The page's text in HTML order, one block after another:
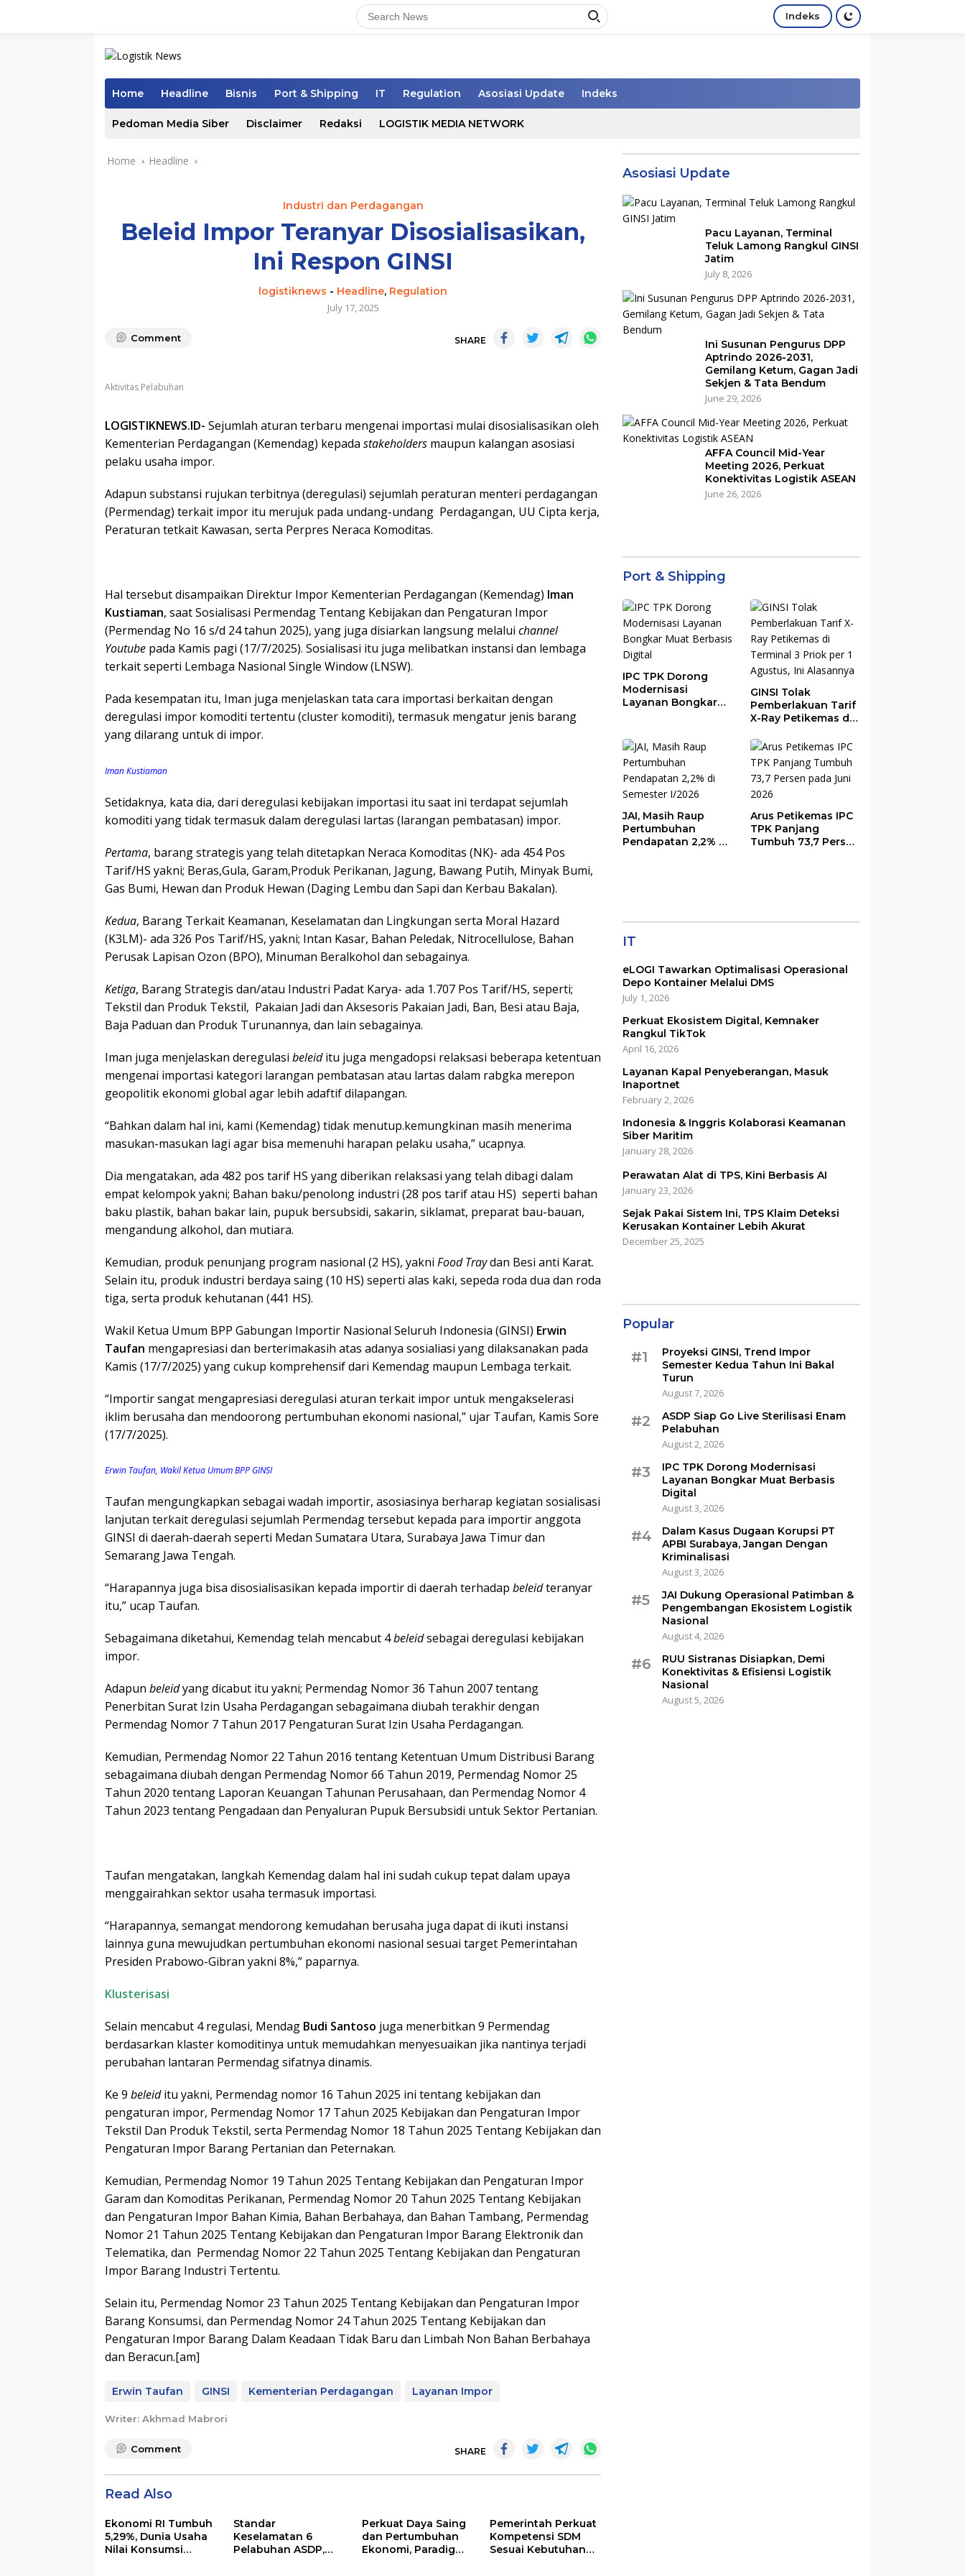
Indeks
Home Headline Bisnis Port & Shipping IT Regulation Asosiasi Update Indeks
Pedoman Media Siber Disclaimer Redaksi LOGISTIK MEDIA NETWORK
Home Headline
Industri dan Perdagangan
Beleid Impor Teranyar Disosialisasikan,
Ini Respon GINSI
logistiknews - Headline, Regulation
July 17, 2025
Comment SHARE
Aktivitas Pelabuhan
LOGISTIKNEWS.ID- Sejumlah aturan terbaru mengenai importasi mulai disosialisasikan oleh
Kementerian Perdagangan (Kemendag) kepada stakeholders maupun kalangan asosiasi
pelaku usaha impor.
Adapun substansi rujukan terbitnya (deregulasi) sejumlah peraturan menteri perdagangan
(Permendag) terkait impor itu merujuk pada undang-undang Perdagangan, UU Cipta kerja,
Peraturan tetkait Kawasan, serta Perpres Neraca Komoditas.
Hal tersebut disampaikan Direktur Impor Kementerian Perdagangan (Kemendag) Iman
Kustiaman, saat Sosialisasi Permendag Tentang Kebijakan dan Pengaturan Impor
(Permendag No 16 s/d 24 tahun 2025), yang juga disiarkan langsung melalui channel
Youtube pada Kamis pagi (17/7/2025). Sosialisasi itu juga melibatkan instansi dan lembaga
terkait seperti Lembaga Nasional Single Window (LNSW).
Pada kesempatan itu, Iman juga menjelaskan tata cara importasi berkaitan dengan
deregulasi impor komoditi tertentu (cluster komoditi), termasuk mengatur jenis barang
yang dilarang untuk di impor.
Iman Kustiaman
Setidaknya, kata dia, dari deregulasi kebijakan importasi itu saat ini terdapat sejumlah
komoditi yang tidak termasuk dalam deregulasi lartas (larangan pembatasan) impor.
Pertama, barang strategis yang telah ditetapkan Neraca Komoditas (NK)- ada 454 Pos
Tarif/HS yakni; Beras,Gula, Garam,Produk Perikanan, Jagung, Bawang Putih, Minyak Bumi,
Gas Bumi, Hewan dan Produk Hewan (Daging Lembu dan Sapi dan Kerbau Bakalan).
Kedua, Barang Terkait Keamanan, Keselamatan dan Lingkungan serta Moral Hazard
(K3LM)- ada 326 Pos Tarif/HS, yakni; Intan Kasar, Bahan Peledak, Nitrocellulose, Bahan
Perusak Lapisan Ozon (BPO), Minuman Beralkohol dan sebagainya.
Ketiga, Barang Strategis dan/atau Industri Padat Karya- ada 1.707 Pos Tarif/HS, seperti;
Tekstil dan Produk Tekstil, Pakaian Jadi dan Aksesoris Pakaian Jadi, Ban, Besi atau Baja,
Baja Paduan dan Produk Turunannya, dan lain sebagainya.
Iman juga menjelaskan deregulasi beleiditu juga mengadopsi relaksasi beberapa ketentuan
mengenai importasi kategori larangan pembatasan atau lartas dalam rabgka merepon
geopolitik ekonomi global agar lebih adaftif dilapangan.
“Bahkan dalam hal ini, kami (Kemendag) tidak menutup.kemungkinan masih menerima
masukan-masukan lagi agar bisa memenuhi harapan pelaku usaha,” ucapnya.
Dia mengatakan, ada 482 pos tarif HS yang diberikan relaksasi yang telah dibagi dalam
empat kelompok yakni; Bahan baku/penolong industri (28 pos tarif atau HS) seperti bahan
baku plastik, bahan bakar lain, pupuk bersubsidi, sakarin, siklamat, preparat bau-bauan,
mengandung alkohol, dan mutiara.
Kemudian, produk penunjang program nasional (2 HS), yakni Food Traydan Besi anti Karat.
Selain itu, produk industri berdaya saing (10 HS) seperti alas kaki, sepeda roda dua dan roda
tiga, serta produk kehutanan (441 HS).
Wakil Ketua Umum BPP Gabungan Importir Nasional Seluruh Indonesia (GINSI) Erwin
Taufan mengapresiasi dan berterimakasih atas adanya sosialiasi yang dilaksanakan pada
Kamis (17/7/2025) yang cukup komprehensif dari Kemendag maupun Lembaga terkait.
“Importir sangat mengapresiasi deregulasi aturan terkait impor untuk mengakselerasi
iklim berusaha dan mendoorong pertumbuhan ekonomi nasional,” ujar Taufan, Kamis Sore
(17/7/2025).
Erwin Taufan, Wakil Ketua Umum BPP GINSI
Taufan mengungkapkan sebagai wadah importir, asosiasinya berharap kegiatan sosialisasi
lanjutan terkait deregulasi sejumlah Permendag tersebut kepada para importir anggota
GINSI di daerah-daerah seperti Medan Sumatara Utara, Surabaya Jawa Timur dan
Semarang Jawa Tengah.
“Harapannya juga bisa disosialisasikan kepada importir di daerah terhadap beleidteranyar
itu,” ucap Taufan.
Sebagaimana diketahui, Kemendag telah mencabut 4beleidsebagai deregulasi kebijakan
impor.
Adapun beleidyang dicabut itu yakni; Permendag Nomor 36 Tahun 2007 tentang
Penerbitan Surat Izin Usaha Perdagangan sebagaimana diubah terakhir dengan
Permendag Nomor 7 Tahun 2017 Pengaturan Surat Izin Usaha Perdagangan.
Kemudian, Permendag Nomor 22 Tahun 2016 tentang Ketentuan Umum Distribusi Barang
sebagaimana diubah dengan Permendag Nomor 66 Tahun 2019, Permendag Nomor 25
Tahun 2020 tentang Laporan Keuangan Tahunan Perusahaan, dan Permendag Nomor 4
Tahun 2023 tentang Pengadaan dan Penyaluran Pupuk Bersubsidi untuk Sektor Pertanian.
Taufan mengatakan, langkah Kemendag dalam hal ini sudah cukup tepat dalam upaya
menggairahkan sektor usaha termasuk importasi.
“Harapannya, semangat mendorong kemudahan berusaha juga dapat di ikuti instansi
lainnya guna mewujudkan pertumbuhan ekonomi nasional sesuai target Pemerintahan
Presiden Prabowo-Gibran yakni 8%,” paparnya.
Klusterisasi
Selain mencabut 4 regulasi, Mendag Budi Santoso juga menerbitkan 9 Permendag
berdasarkan klaster komoditinya untuk memudahkan menyesuaikan jika nantinya terjadi
perubahan lantaran Permendag sifatnya dinamis.
Ke 9 beleiditu yakni, Permendag nomor 16 Tahun 2025 ini tentang kebijakan dan
pengaturan impor, Permendag Nomor 17 Tahun 2025 Kebijakan dan Pengaturan Impor
Tekstil Dan Produk Tekstil, serta Permendag Nomor 18 Tahun 2025 Tentang Kebijakan dan
Pengaturan Impor Barang Pertanian dan Peternakan.
Kemudian, Permendag Nomor 19 Tahun 2025 Tentang Kebijakan dan Pengaturan Impor
Garam dan Komoditas Perikanan, Permendag Nomor 20 Tahun 2025 Tentang Kebijakan
dan Pengaturan Impor Bahan Kimia, Bahan Berbahaya, dan Bahan Tambang, Permendag
Nomor 21 Tahun 2025 Tentang Kebijakan dan Pengaturan Impor Barang Elektronik dan
Telematika, dan Permendag Nomor 22 Tahun 2025 Tentang Kebijakan dan Pengaturan
Impor Barang Industri Tertentu.
Selain itu, Permendag Nomor 23 Tahun 2025 Tentang Kebijakan dan Pengaturan Impor
Barang Konsumsi, dan Permendag Nomor 24 Tahun 2025 Tentang Kebijakan dan
Pengaturan Impor Barang Dalam Keadaan Tidak Baru dan Limbah Non Bahan Berbahaya
dan Beracun.[am]
Erwin Taufan GINSI Kementerian Perdagangan Layanan Impor
Writer: Akhmad Mabrori
Comment SHARE
Read Also
Ekonomi RI Tumbuh
5,29%, Dunia Usaha
Nilai Konsumsi
Standar
Keselamatan 6
Pelabuhan ASDP,
Perkuat Daya Saing
dan Pertumbuhan
Ekonomi, Paradigma
Pemerintah Perkuat
Kompetensi SDM
Sesuai Kebutuhan
Asosiasi Update
Pacu Layanan, Terminal
Teluk Lamong Rangkul GINSI
Jatim
July 8, 2026
Ini Susunan Pengurus DPP
Aptrindo 2026-2031,
Gemilang Ketum, Gagan Jadi
Sekjen & Tata Bendum
June 29, 2026
AFFA Council Mid-Year
Meeting 2026, Perkuat
Konektivitas Logistik ASEAN
June 26, 2026
Port & Shipping
IPC TPK Dorong
Modernisasi
Layanan Bongkar
GINSI Tolak
Pemberlakuan Tarif
X-Ray Petikemas di
1 Agustus, Ini
Alasannya
JAI, Masih Raup
Pertumbuhan
Pendapatan 2,2% di
Arus Petikemas IPC
TPK Panjang
Tumbuh 73,7 Persen
IT
eLOGI Tawarkan Optimalisasi Operasional
Depo Kontainer Melalui DMS
July 1, 2026
Perkuat Ekosistem Digital, Kemnaker
Rangkul TikTok
April 16, 2026
Layanan Kapal Penyeberangan, Masuk
Inaportnet
February 2, 2026
Indonesia & Inggris Kolaborasi Keamanan
Siber Maritim
January 28, 2026
Perawatan Alat di TPS, Kini Berbasis AI
January 23, 2026
Sejak Pakai Sistem Ini, TPS Klaim Deteksi
Kerusakan Kontainer Lebih Akurat
December 25, 2025
Popular
#1
Proyeksi GINSI, Trend Impor
Semester Kedua Tahun Ini Bakal
Turun
August 7, 2026
#2
ASDP Siap Go Live Sterilisasi Enam
Pelabuhan
August 2, 2026
#3
IPC TPK Dorong Modernisasi
Layanan Bongkar Muat Berbasis
Digital
August 3, 2026
#4
Dalam Kasus Dugaan Korupsi PT
APBI Surabaya, Jangan Dengan
Kriminalisasi
August 3, 2026
#5
JAI Dukung Operasional Patimban &
Pengembangan Ekosistem Logistik
Nasional
August 4, 2026
#6
RUU Sistranas Disiapkan, Demi
Konektivitas & Efisiensi Logistik
Nasional
August 5, 2026